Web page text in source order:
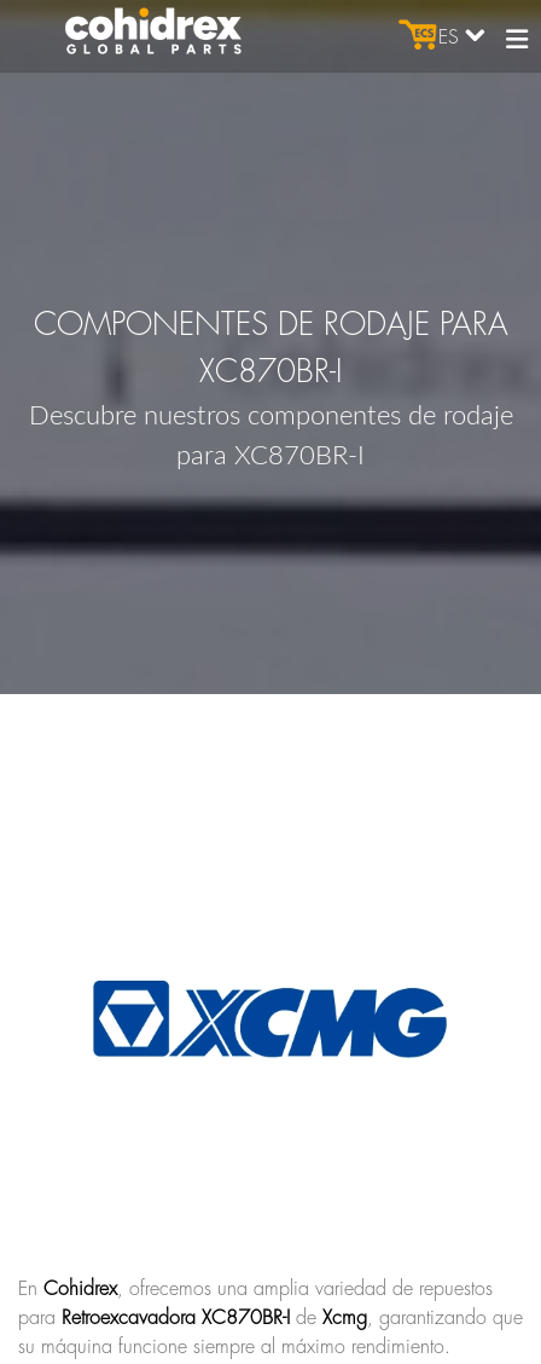
ES
COMPONENTES DE RODAJE PARA
XC870BR-I
Descubre nuestros componentes de rodaje
para XC870BR-I
En Cohidrex, ofrecemos una amplia variedad de repuestos
para Retroexcavadora XC870BR-I de Xcmg , garantizando que
su máquina funcione siempre al máximo rendimiento.